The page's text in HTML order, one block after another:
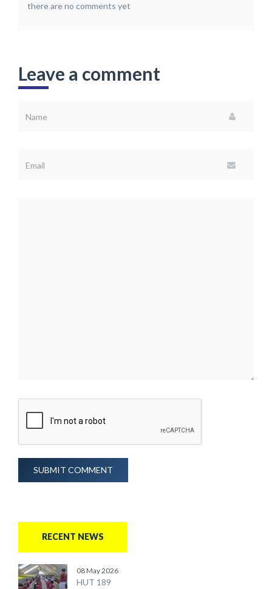
there are no comments yet
Leave a comment
SUBMIT COMMENT
RECENT NEWS
08 May 2026
HUT 189